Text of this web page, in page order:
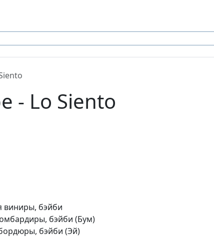
- Lo Siento
виниры, бэйби
бэйби (Бум)
бэйби (Эй)